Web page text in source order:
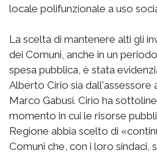
locale polifunzionale a uso
La scelta di mantenere alti gli
dei Comuni, anche in un
spesa pubblica, è stata
Alberto Cirio sia dall'assessore
Marco Gabusi. Cirio ha
momento in cui le risorse
Regione abbia scelto di
Comuni che, con i loro sindaci,